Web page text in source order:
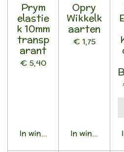
Prym
elastie
k 10mm
transp
arant
€ 5,40
In winkelwagen
Opry
Wikkelk
aarten
€ 1,75
In